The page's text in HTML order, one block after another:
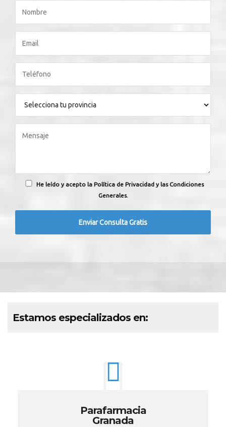
He leído y acepto la Política de Privacidad y las Condiciones
Generales.
Estamos especializados en:
Parafarmacia
Granada